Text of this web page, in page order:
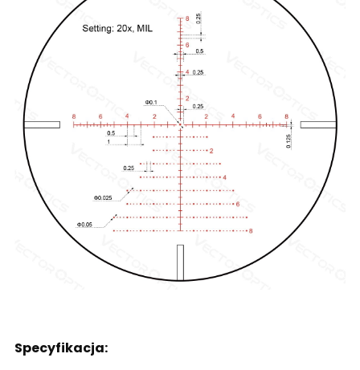
Specyfikacja: